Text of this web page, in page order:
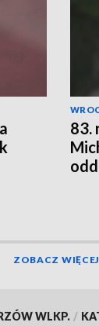
83.
ZOBACZ WIĘCEJ
WLKP. /